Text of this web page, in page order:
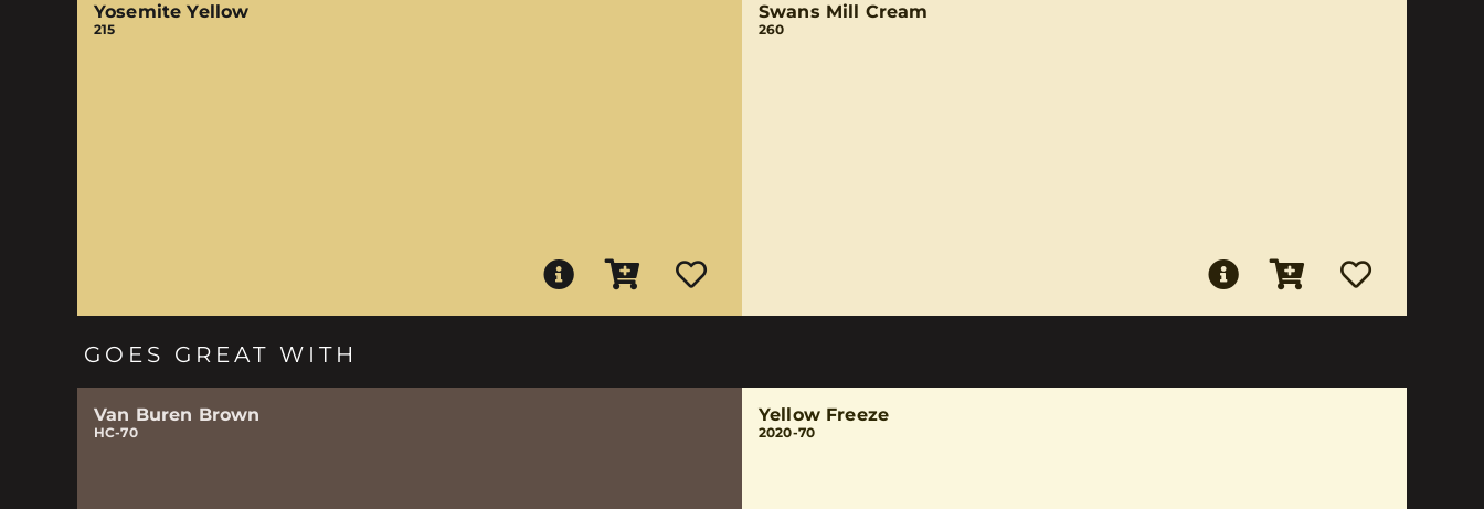
Yosemite Yellow
215
Swans Mill Cream
260
GOES GREAT WITH
Van Buren Brown
HC-70
Yellow Freeze
2020-70